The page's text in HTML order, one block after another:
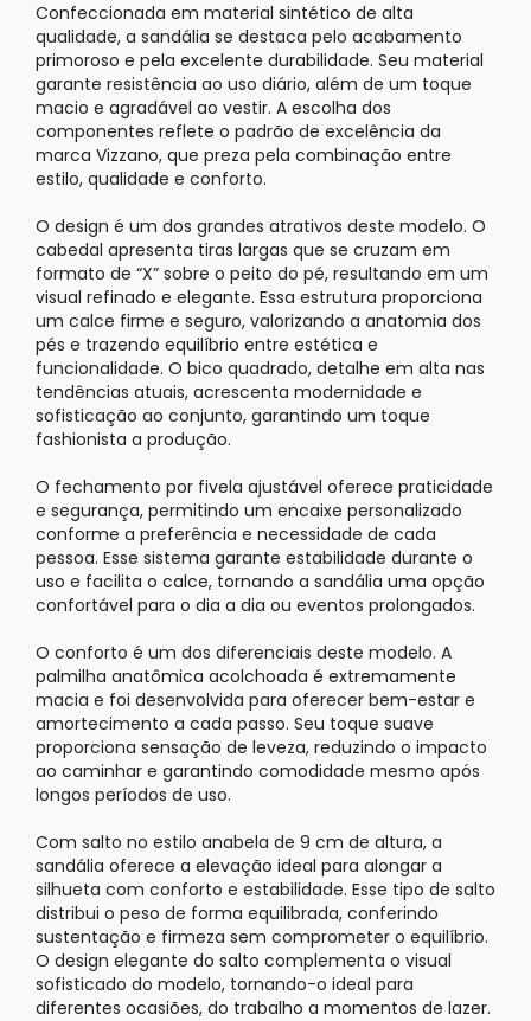
Confeccionada em material sintético de alta
qualidade, a sandália se destaca pelo acabamento
primoroso e pela excelente durabilidade. Seu material
garante resistência ao uso diário, além de um toque
macio e agradável ao vestir. A escolha dos
componentes reflete o padrão de excelência da
marca Vizzano, que preza pela combinação entre
estilo, qualidade e conforto.
O design é um dos grandes atrativos deste modelo. O
cabedal apresenta tiras largas que se cruzam em
formato de “X” sobre o peito do pé, resultando em um
visual refinado e elegante. Essa estrutura proporciona
um calce firme e seguro, valorizando a anatomia dos
pés e trazendo equilíbrio entre estética e
funcionalidade. O bico quadrado, detalhe em alta nas
tendências atuais, acrescenta modernidade e
sofisticação ao conjunto, garantindo um toque
fashionista a produção.
O fechamento por fivela ajustável oferece praticidade
e segurança, permitindo um encaixe personalizado
conforme a preferência e necessidade de cada
pessoa. Esse sistema garante estabilidade durante o
uso e facilita o calce, tornando a sandália uma opção
confortável para o dia a dia ou eventos prolongados.
O conforto é um dos diferenciais deste modelo. A
palmilha anatômica acolchoada é extremamente
macia e foi desenvolvida para oferecer bem-estar e
amortecimento a cada passo. Seu toque suave
proporciona sensação de leveza, reduzindo o impacto
ao caminhar e garantindo comodidade mesmo após
longos períodos de uso.
Com salto no estilo anabela de 9 cm de altura, a
sandália oferece a elevação ideal para alongar a
silhueta com conforto e estabilidade. Esse tipo de salto
distribui o peso de forma equilibrada, conferindo
sustentação e firmeza sem comprometer o equilíbrio.
O design elegante do salto complementa o visual
sofisticado do modelo, tornando-o ideal para
diferentes ocasiões, do trabalho a momentos de lazer.